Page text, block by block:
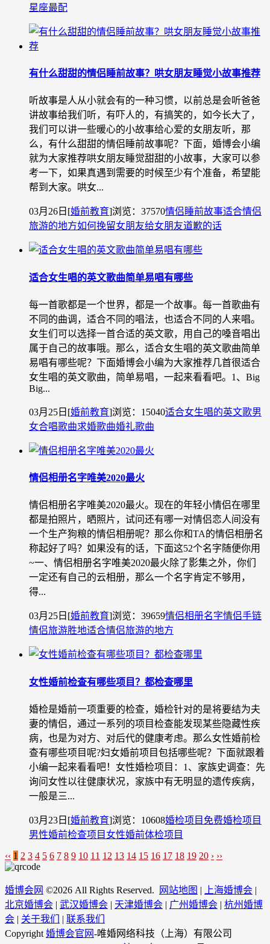
星座最配
有什么甜甜的情侣睡前故事？哄女朋友睡觉小故事推荐
听故事是人从小就会有的一种习惯，以前总是会听爸爸
讲故事给我们听，有吓人的，有搞笑的，如今长大了，
我们可以讲一些暖心的小故事给心爱的女朋友听，那
么，有什么甜甜的情侣睡前故事呢？下面，婚博会小编
就为大家推荐哄女朋友睡觉甜甜的小故事，大家可以参
考一下，如果真遇到需要的时候至少有个准备，希望能
帮到大家。哄女...
03月26日 [婚前教育]浏览：37570情侣睡前故事适合情侣
旅游的地方如何挽留女朋友给女朋友道歉的话
适合女生唱的英文歌曲简单易唱有哪些
每一首歌都是一个世界，都是一个故事。每一首歌曲有
不同的曲调，适合不同的唱法，也适合不同的人来唱。
女生们可以选择一首合适的英文歌，用自己的嗓音唱出
属于自己的故事哦。那么，适合女生唱的英文歌曲简单
易唱有哪些呢？下面婚博会小编为大家推荐几首很适合
女生唱的英文歌曲，简单易唱，一起来看看吧。1、Big
Big...
03月25日 [婚前教育]浏览：15040适合女生唱的英文歌男
女合唱歌曲求婚歌曲婚礼歌曲
情侣相册名字唯美2020最火
情侣相册名字唯美2020最火。现在的年轻小情侣在哪里
都是拍照片，晒照片，试问还有哪一对情侣恋人间没有
一个生产狗粮的情侣相册呢？那么你和TA的情侣相册名
称起好了吗？如果没有的话，下面这52个名字随便你用
~一、情侣相册名字唯美2020最火除了影集之外，你们
一定还有自己的云相册，那么一个名字肯定不够用，
得...
03月25日 [婚前教育]浏览：39659情侣相册名字情侣手链
情侣旅游胜地适合情侣旅游的地方
女性婚前检查有哪些项目？都检查哪里
婚检是婚前一项重要的检查，婚检针对的是将要结为夫
妻的情侣，通过一系列的项目检查能发现某些隐藏性疾
病，也是为对方、对后代的健康考虑。那么女性婚前检
查有哪些项目呢?妇女婚前项目包括哪些呢？下面就跟着
小编一起来看看吧！女性婚检项目：1、家族史调查：先
询问女性以往健康状况，家族中有无明显的遗传疾病，
一般是三...
03月23日 [婚前教育]浏览：10608婚检项目 免费婚检项目
男性婚前检查项目 女性婚前体检项目
‹‹ 1 2 3 4 5 6 7 8 9 10 11 12 13 14 15 16 17 18 19 20 › ››
婚博会网 ©2026 All Rights Reserved. 网站地图 | 上海婚博会 |
北京婚博会 | 武汉婚博会 | 天津婚博会 | 广州婚博会 | 杭州婚博
会 | 关于我们 | 联系我们
Copyright 婚博会官网-唯婚网络科技（上海）有限公司